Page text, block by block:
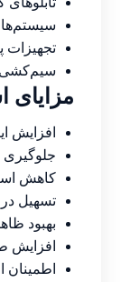
تجهیزات
سیم‌کشی
مزایای
افزایش
جلوگیری
کاهش
تسهیل در
بهبود
افزایش
اطمینان